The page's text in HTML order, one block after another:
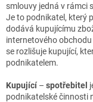
smlouvy jedná v rámci
Je to podnikatel, který
dodává kupujícímu
internetového
se rozlišuje kupující,
podnikatelem.
Kupující – spotřebitel
podnikatelské činnosti